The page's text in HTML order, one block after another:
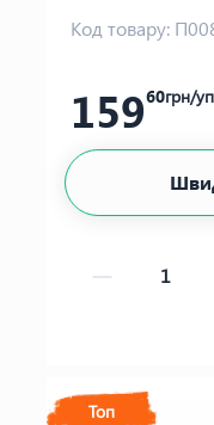
Код товару:
15960грн/
Топ